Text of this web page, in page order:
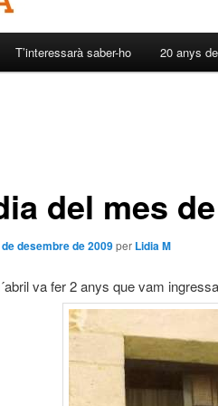
T’interessarà saber-ho 20 anys
del mes
desembre de 2009per Lidia M
va fer 2 anys que vam